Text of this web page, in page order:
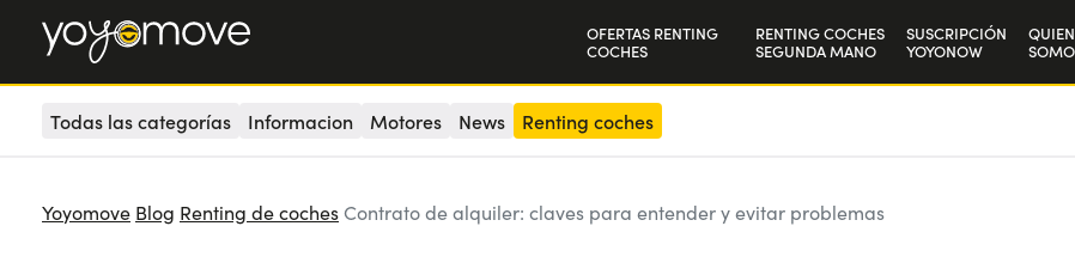
OFERTAS RENTING
COCHES
Autónomos y Empresas
RENTING COCHES
SEGUNDA MANO
SUSCRIPCIÓN
YOYONOW
Todas las categorías Informacion Motores News Renting coches
Yoyomove Blog Renting de cochesContrato de alquiler: claves para entender y evitar problemas